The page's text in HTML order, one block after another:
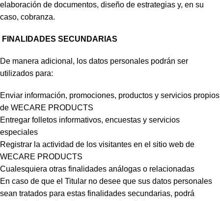
elaboración de documentos, diseño de estrategias y, en su
caso, cobranza.
FINALIDADES SECUNDARIAS
De manera adicional, los datos personales podrán ser
utilizados para:
Enviar información, promociones, productos y servicios propios
de WECARE PRODUCTS
Entregar folletos informativos, encuestas y servicios
especiales
Registrar la actividad de los visitantes en el sitio web de
WECARE PRODUCTS
Cualesquiera otras finalidades análogas o relacionadas
En caso de que el Titular no desee que sus datos personales
sean tratados para estas finalidades secundarias, podrá